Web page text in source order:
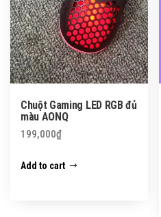
Chuột Gaming LED RGB đủ
màu AONQ
199,000₫
Add to cart